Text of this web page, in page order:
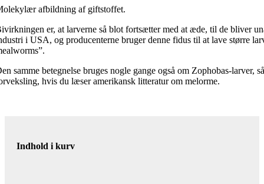
afbildning af giftstoffet.
er, at larverne så blot fortsætter med at æde, til de bliver
i USA, og producenterne bruger denne fidus til at lave større
samme betegnelse bruges nogle gange også om Zophobas-
hvis du læser amerikansk litteratur om melorme.
Indhold i kurv